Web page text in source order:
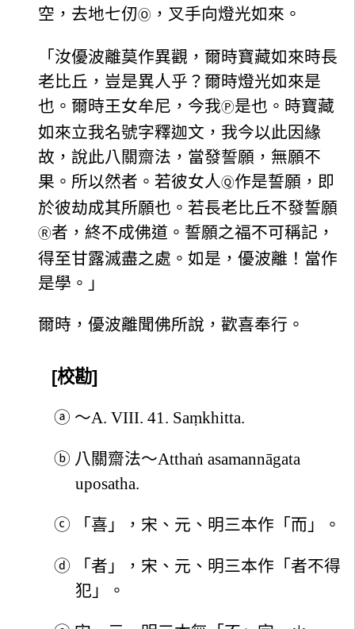
空，去地七仞Ⓞ ，叉手向燈光如來。
「汝優波離莫作異觀，爾時寶藏如來時長
老比丘，豈是異人乎？爾時燈光如來是
也。爾時王女牟尼，今我Ⓟ是也。時寶藏
如來立我名號字釋迦文，我今以此因緣
故，說此八關齋法，當發誓願，無願不
果。所以然者。若彼女人Ⓠ作是誓願，即
於彼劫成其所願也。若長老比丘不發誓願
Ⓡ者，終不成佛道。誓願之福不可稱記，
得至甘露滅盡之處。如是，優波離！當作
是學。」
爾時，優波離聞佛所說，歡喜奉行。
[校勘]
ⓐ ～A. VIII. 41. Saṃkhitta.
ⓑ 八關齋法～Atthaṅ asamannāgata
uposatha.
ⓒ 「喜」，宋、元、明三本作「而」。
ⓓ
「者」，宋、元、明三本作「者不得
犯」。